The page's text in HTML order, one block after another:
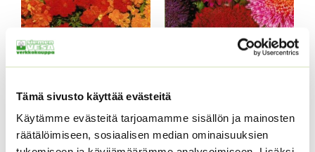
Tämä sivusto käyttää evästeitä
Käytämme evästeitä tarjoamamme sisällön ja mainosten
räätälöimiseen, sosiaalisen median ominaisuuksien
Keltakosmoskukka
Cosmic mix.
Kiinanasteri Benary’s
Princess
(jättiläisprinsessa) 100